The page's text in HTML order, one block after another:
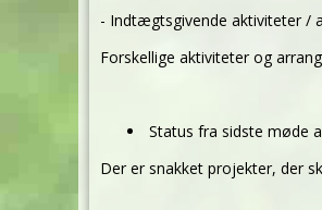
- Indtægtsgivende aktiviteter /
Forskellige aktiviteter og
Status fra sidste møde
Der er snakket projekter, der